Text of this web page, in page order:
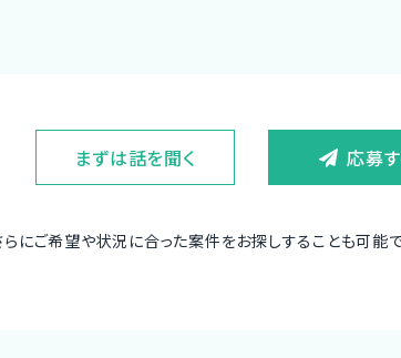
まずは話を聞く 応募
にご希望や状況に合った案件をお探しすることも可能